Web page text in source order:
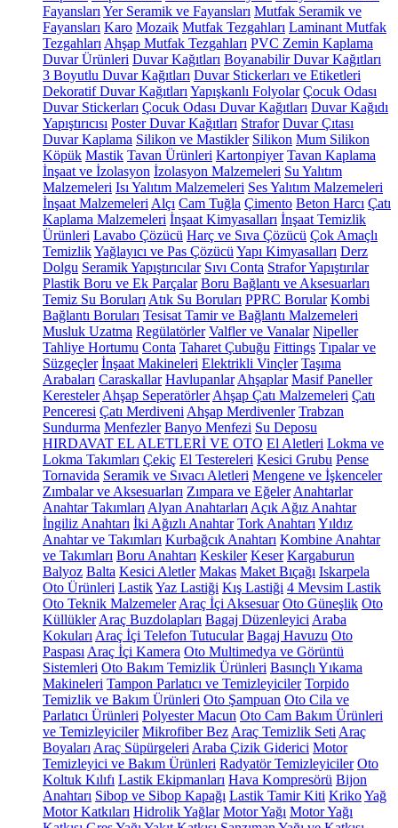
Fayansları Yer Seramik ve Fayansları Mutfak Seramik ve
Fayansları Karo Mozaik Mutfak Tezgahları Laminant Mutfak
Tezgahları Ahşap Mutfak Tezgahları PVC Zemin Kaplama
Duvar Ürünleri Duvar Kağıtları Boyanabilir Duvar Kağıtları
3 Boyutlu Duvar Kağıtları Duvar Stickerları ve Etiketleri
Dekoratif Duvar Kağıtları Yapışkanlı Folyolar Çocuk Odası
Duvar Stickerları Çocuk Odası Duvar Kağıtları Duvar Kağıdı
Yapıştırıcısı Poster Duvar Kağıtları Strafor Duvar Çıtası
Duvar Kaplama Silikon ve Mastikler Silikon Mum Silikon
Köpük Mastik Tavan Ürünleri Kartonpiyer Tavan Kaplama
İnşaat ve İzolasyon İzolasyon Malzemeleri Su Yalıtım
Malzemeleri Isı Yalıtım Malzemeleri Ses Yalıtım Malzemeleri
İnşaat Malzemeleri Alçı Cam Tuğla Çimento Beton Harcı Çatı
Kaplama Malzemeleri İnşaat Kimyasalları İnşaat Temizlik
Ürünleri Lavabo Çözücü Harç ve Sıva Çözücü Çok Amaçlı
TemizlikYağlayıcı ve Pas Çözücü Yapı Kimyasalları Derz
Dolgu Seramik Yapıştırıcılar Sıvı Conta Strafor Yapıştırılar
Plastik Boru ve Ek Parçalar Boru Bağlantı ve Aksesuarları
Temiz Su Boruları Atık Su Boruları PPRC Borular Kombi
Bağlantı Boruları Tesisat Tamir ve Bağlantı Malzemeleri
Musluk Uzatma Regülatörler Valfler ve Vanalar Nipeller
Tahliye Hortumu Conta Taharet Çubuğu Fittings Tıpalar ve
Süzgeçler İnşaat Makineleri Elektrikli Vinçler Taşıma
Arabaları Caraskallar Havlupanlar Ahşaplar Masif Paneller
Keresteler Ahşap Seperatörler Ahşap Çatı Malzemeleri Çatı
Penceresi Çatı Merdiveni Ahşap Merdivenler Trabzan
Sundurma Menfezler Banyo Menfezi Su Deposu
HIRDAVAT EL ALETLERİ VE OTO El Aletleri Lokma ve
Lokma Takımları Çekiç El Testereleri Kesici Grubu Pense
Tornavida Seramik ve Sıvacı Aletleri Mengene ve İşkenceler
Zımbalar ve Aksesuarları Zımpara ve Eğeler Anahtarlar
Anahtar Takımları Alyan Anahtarları Açık Ağız Anahtar
İngiliz Anahtarı İki Ağızlı Anahtar Tork Anahtarı Yıldız
Anahtar ve Takımları Kurbağcık Anahtarı Kombine Anahtar
ve Takımları Boru Anahtarı Keskiler Keser Kargaburun
Balyoz Balta Kesici Aletler Makas Maket Bıçağı Iskarpela
Oto Ürünleri LastikYaz Lastiği Kış Lastiği 4 Mevsim Lastik
Oto Teknik Malzemeler Araç İçi Aksesuar Oto Güneşlik Oto
Küllükler Araç Buzdolapları Bagaj Düzenleyici Araba
Kokuları Araç İçi Telefon Tutucular Bagaj Havuzu Oto
Paspası Araç İçi Kamera Oto Multimedya ve Görüntü
Sistemleri Oto Bakım Temizlik Ürünleri Basınçlı Yıkama
Makineleri Tampon Parlatıcı ve Temizleyiciler Torpido
Temizlik ve Bakım Ürünleri Oto Şampuan Oto Cila ve
Parlatıcı Ürünleri Polyester Macun Oto Cam Bakım Ürünleri
ve Temizleyiciler Mikrofiber Bez Araç Temizlik Seti Araç
Boyaları Araç Süpürgeleri Araba Çizik Giderici Motor
Temizleyici ve Bakım Ürünleri Radyatör Temizleyiciler Oto
Koltuk Kılıfı Lastik Ekipmanları Hava Kompresörü Bijon
Anahtarı Sibop ve Sibop Kapağı Lastik Tamir Kiti KrikoYağ
Motor Katkıları Hidrolik Yağlar Motor Yağı Motor Yağı